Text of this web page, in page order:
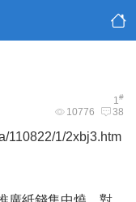
1#
10776 38
110822/1/2xbj3.htm